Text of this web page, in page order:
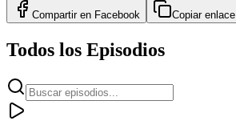
Compartir en Facebook Copiar enlace
Todos los Episodios